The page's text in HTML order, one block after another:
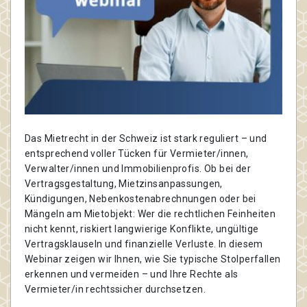
Das Mietrecht in der Schweiz ist stark reguliert – und
entsprechend voller Tücken für Vermieter/innen,
Verwalter/innen und Immobilienprofis. Ob bei der
Vertragsgestaltung, Mietzinsanpassungen,
Kündigungen, Nebenkostenabrechnungen oder bei
Mängeln am Mietobjekt: Wer die rechtlichen Feinheiten
nicht kennt, riskiert langwierige Konflikte, ungültige
Vertragsklauseln und finanzielle Verluste. In diesem
Webinar zeigen wir Ihnen, wie Sie typische Stolperfallen
erkennen und vermeiden – und Ihre Rechte als
Vermieter/in rechtssicher durchsetzen.